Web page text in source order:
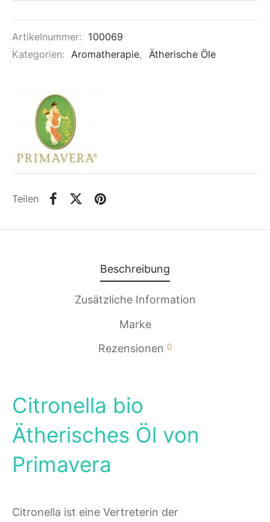
Artikelnummer:
100069
Kategorien:
Aromatherapie, Ätherische Öle
Teilen
Beschreibung
Zusätzliche Information
Marke
Rezensionen 0
Citronella bio
Ätherisches Öl von
Primavera
Citronella ist eine Vertreterin der